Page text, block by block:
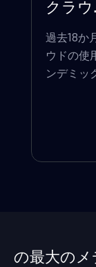
クラウ
過去18か
ウドの使
ンデミッ
の最大のメ